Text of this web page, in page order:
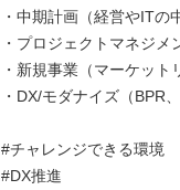
・中期計画（経営やITの
・プロジェクトマネジメ
・新規事業（マーケット
・DX/モダナイズ（BPR
#チャレンジできる環境
#DX推進